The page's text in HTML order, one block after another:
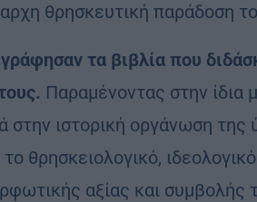
θρησκευτική παράδοση
τα βιβλία που
Παραμένοντας στην ίδια
ιστορική οργάνωση της
θρησκειολογικό, ιδεολογικό
αξίας και συμβολής